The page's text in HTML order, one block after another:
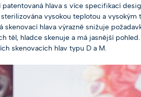
patentovaná hlava s více specifikací
vysokou teplotou a vysokým
skenovací hlava výrazně snižuje
těl, hladce skenuje a má jasnější
skenovacích hlav typu D a M.